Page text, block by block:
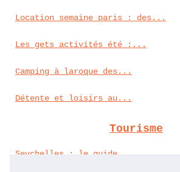
Location semaine paris : des...
Les gets activités été :...
Camping à laroque des...
Détente et loisirs au...
Tourisme
Seychelles : le guide...